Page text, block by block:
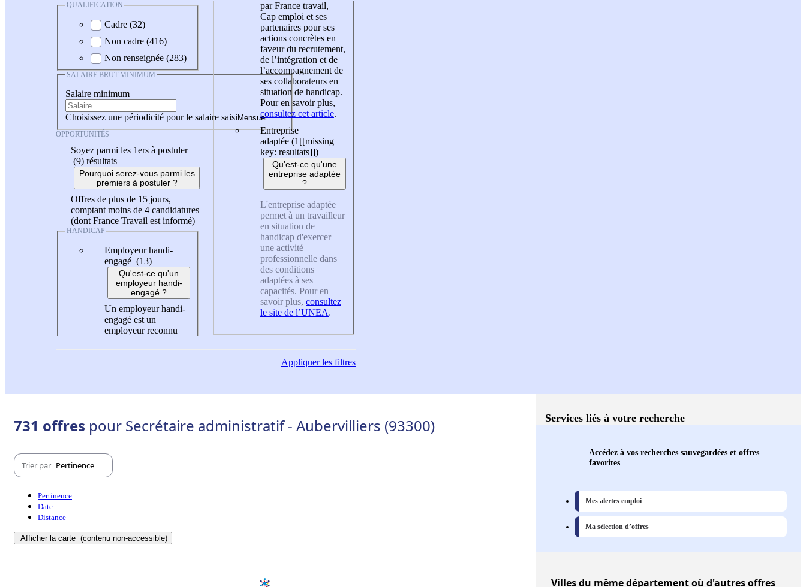
QUALIFICATION
Cadre (32)
Non cadre (416)
Non renseignée (283)
SALAIRE BRUT MINIMUM
Salaire minimum
Choisissez une périodicité pour le salaire saisi
OPPORTUNITÉS
Soyez parmi les 1ers à postuler
(9) résultats
Pourquoi serez-vous parmi les
premiers à postuler ?
Offres de plus de 15 jours,
comptant moins de 4 candidatures
(dont France Travail est informé)
HANDICAP
Employeur handi-
engagé (13)
Qu'est-ce qu'un
employeur handi-
engagé ?
Un employeur handi-
engagé est un
employeur reconnu
par France travail,
Cap emploi et ses
partenaires pour ses
actions concrètes en
faveur du recrutement,
de l’intégration et de
l’accompagnement de
ses collaborateurs en
situation de handicap.
Pour en savoir plus,
consultez cet article.
Entreprise
adaptée (1 [[missing
key: resultats]])
Qu'est-ce qu'une
entreprise adaptée
?
L'entreprise adaptée
permet à un travailleur
en situation de
handicap d'exercer
une activité
professionnelle dans
des conditions
adaptées à ses
capacités. Pour en
savoir plus, consultez
le site de l’UNEA.
Appliquerles filtres
731 offres pour Secrétaire administratif - Aubervilliers (93300)
Trier par Pertinence
Pertinence
Date
Distance
Afficher la carte (contenu non-accessible)
Services liés à votre recherche
Accédez à vos recherches sauvegardées et offres
favorites
Mes alertes emploi
Ma sélection d’offres
Villesdu même département où d'autres offres